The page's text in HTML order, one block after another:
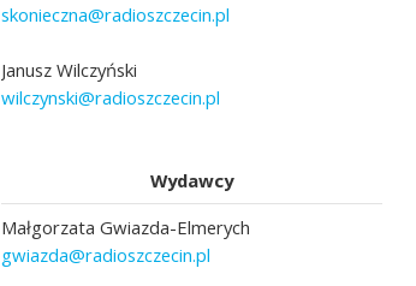
skonieczna@radioszczecin.pl
Janusz Wilczyński
wilczynski@radioszczecin.pl
Wydawcy
Małgorzata Gwiazda-Elmerych
gwiazda@radioszczecin.pl